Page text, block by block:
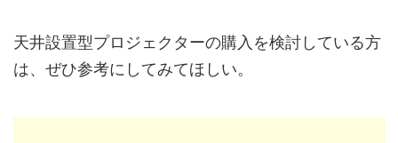
天井設置型プロジェクターの購入を検討している方
は、ぜひ参考にしてみてほしい。